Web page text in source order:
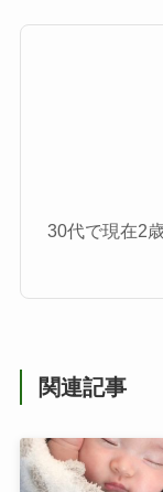
30代で現在2
関連記事